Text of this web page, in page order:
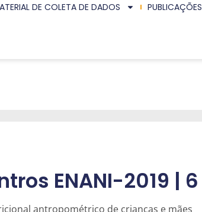
DE COLETA DE DADOS PUBLICAÇÕES
ENANI-2019 | 6
antropométrico de crianças e mães